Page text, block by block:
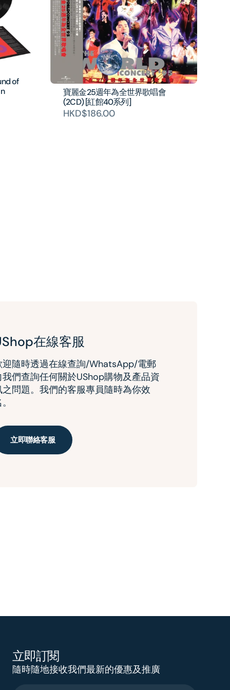
of
寶麗金25週年為全世界歌唱會
(2CD) [紅館40系列]
HKD$186.00
在線客服
迎隨時透過在線查詢/WhatsApp/電郵
我們查詢任何關於UShop購物及產品資
之問題。我們的客服專員隨時為你效
立即聯絡客服
立即訂閱
隨時隨地接收我們最新的優惠及推廣